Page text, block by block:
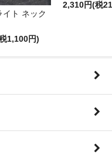
イト ネック
1,100円)
2,310円(税